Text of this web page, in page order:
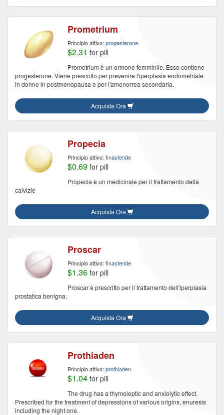
Prometrium
Principio attivo: progesterone
$2.31 for pill
Prometrium è un ormone femminile. Esso contiene
progesterone. Viene prescritto per prevenire l'iperplasia endometriale
in donne in postmenopausa e per l'amenorrea secondaria.
Acquista Ora
Propecia
Principio attivo: finasteride
$0.69 for pill
Propecia è un medicinale per il trattamento della
calvizie
Acquista Ora
Proscar
Principio attivo: finasteride
$1.36 for pill
Proscar è prescritto per il trattamento dell'iperplasia
prostatica benigna.
Acquista Ora
Prothiaden
Principio attivo: prothiaden
$1.04 for pill
The drug has a thymoleptic and anxiolytic effect.
Prescribed for the treatment of depressions of various origins, enuresis
including the night one.